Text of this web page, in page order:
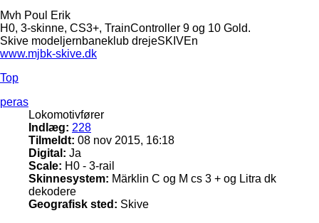
Mvh Poul Erik
H0, 3-skinne, CS3+, TrainController 9 og 10 Gold.
Skive modeljernbaneklub drejeSKIVEn
www.mjbk-skive.dk
Top
peras
Lokomotivfører
Indlæg: 228
Tilmeldt: 08 nov 2015, 16:18
Digital: Ja
Scale: H0 - 3-rail
Skinnesystem: Märklin C og M cs 3 + og Litra dk
dekodere
Geografisk sted: Skive